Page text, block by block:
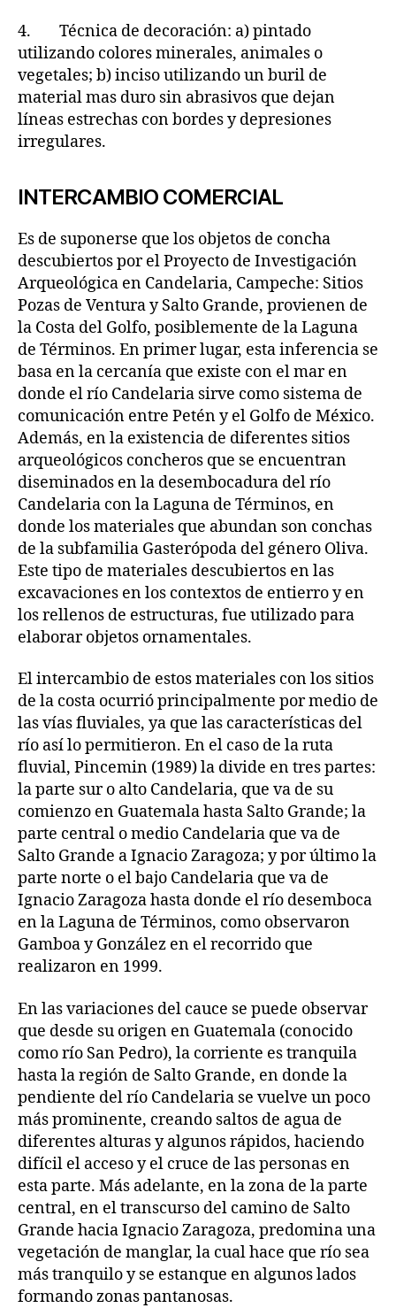
4. Técnica de decoración: a) pintado
utilizando colores minerales, animales o
vegetales; b) inciso utilizando un buril de
material mas duro sin abrasivos que dejan
líneas estrechas con bordes y depresiones
irregulares.
INTERCAMBIO COMERCIAL
Es de suponerse que los objetos de concha
descubiertos por el Proyecto de Investigación
Arqueológica en Candelaria, Campeche: Sitios
Pozas de Ventura y Salto Grande, provienen de
la Costa del Golfo, posiblemente de la Laguna
de Términos. En primer lugar, esta inferencia se
basa en la cercanía que existe con el mar en
donde el río Candelaria sirve como sistema de
comunicación entre Petén y el Golfo de México.
Además, en la existencia de diferentes sitios
arqueológicos concheros que se encuentran
diseminados en la desembocadura del río
Candelaria con la Laguna de Términos, en
donde los materiales que abundan son conchas
de la subfamilia Gasterópoda del género Oliva.
Este tipo de materiales descubiertos en las
excavaciones en los contextos de entierro y en
los rellenos de estructuras, fue utilizado para
elaborar objetos ornamentales.
El intercambio de estos materiales con los sitios
de la costa ocurrió principalmente por medio de
las vías fluviales, ya que las características del
río así lo permitieron. En el caso de la ruta
fluvial, Pincemin (1989) la divide en tres partes:
la parte sur o alto Candelaria, que va de su
comienzo en Guatemala hasta Salto Grande; la
parte central o medio Candelaria que va de
Salto Grande a Ignacio Zaragoza; y por último la
parte norte o el bajo Candelaria que va de
Ignacio Zaragoza hasta donde el río desemboca
en la Laguna de Términos, como observaron
Gamboa y González en el recorrido que
realizaron en 1999.
En las variaciones del cauce se puede observar
que desde su origen en Guatemala (conocido
como río San Pedro), la corriente es tranquila
hasta la región de Salto Grande, en donde la
pendiente del río Candelaria se vuelve un poco
más prominente, creando saltos de agua de
diferentes alturas y algunos rápidos, haciendo
difícil el acceso y el cruce de las personas en
esta parte. Más adelante, en la zona de la parte
central, en el transcurso del camino de Salto
Grande hacia Ignacio Zaragoza, predomina una
vegetación de manglar, la cual hace que río sea
más tranquilo y se estanque en algunos lados
formando zonas pantanosas.